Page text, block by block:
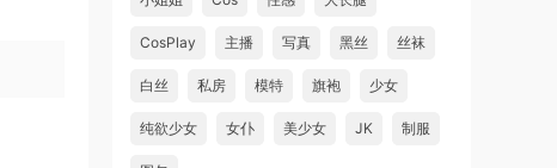
CosPlay 主播 写真 黑丝 丝袜
白丝 私房 模特 旗袍 少女
纯欲少女 女仆 美少女 JK 制服